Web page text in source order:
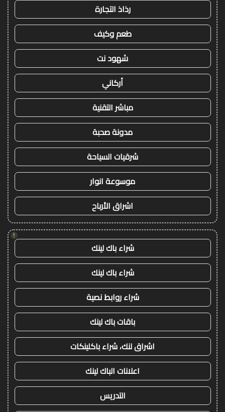
رذاذ التجارة
طعم وكيف
شهود نت
أركاني
مباشر التقنية
مدونة صحبة
شرقيات السياحة
موسوعة انوار
اشراق الأرباح
!
شراء باك لينك
شراء باك لينك
شراء روابط نصية
باقات باك لينك
اشراق لنك، شراء باكلينكات
اعلانات الباك لينك
التدريس